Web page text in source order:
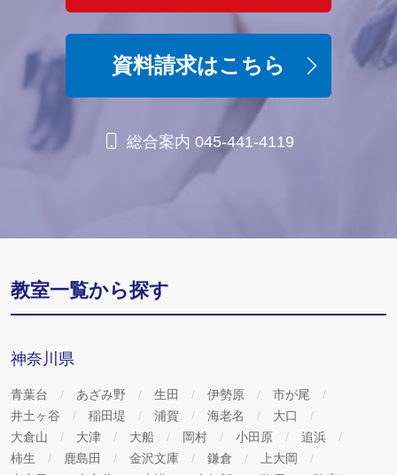
資料請求はこちら
総合案内 045-441-4119
教室一覧から探す
神奈川県
青葉台 あざみ野 生田 伊勢原
市が尾
井土ヶ谷
稲田堤 浦賀 海老名
大口
大倉山
大津 大船 岡村 小田原
追浜
柿生
鹿島田 金沢文庫 鎌倉
上大岡